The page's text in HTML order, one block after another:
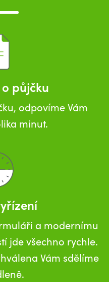
půjčku
odpovíme Vám
minut.
a modernímu
jde všechno rychle.
Vám sdělíme